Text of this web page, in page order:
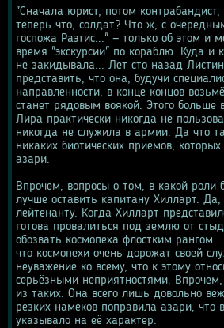
"Сначала юрист, потом
теперь что, солдат? Что ж, с
госпожа Раэтис..." — только об этом и
время "экскурсии" по кораблю. Куда и
не закидывала... Лет сто назад
представить, что она, будучи
направленности, в конце концов
станет рядовым воякой. Этого больше
Лира практически никогда не
никогда не служила в армии. Да что
никаких биотических приёмов,
азари.
Впрочем, вопросы о том, в какой роли
лучше оставить капитану Хилларт.
лейтенанту. Когда Хилларт
готова провалиться под землю от
обозвать космопеха флостким
что космопехи очень дорожат своей
неуважение ко всему, что к этому
серьёзными неприятностями.
из таких. Она всего лишь довольно
резких намеков поправила азари, что
указывало на её характер.